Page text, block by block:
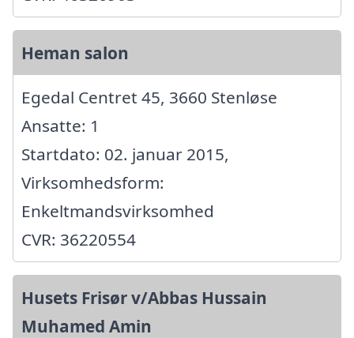
Heman salon
Egedal Centret 45, 3660 Stenløse
Ansatte: 1
Startdato: 02. januar 2015,
Virksomhedsform:
Enkeltmandsvirksomhed
CVR: 36220554
Husets Frisør v/Abbas Hussain
Muhamed Amin